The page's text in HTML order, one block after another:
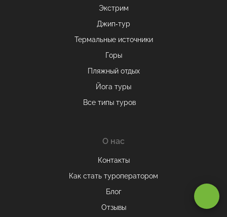
Экстрим
Джип-тур
Термальные источники
Горы
Пляжный отдых
Йога туры
Все типы туров
О нас
Контакты
Как стать туроператором
Блог
Отзывы
Оставаясь на сайте, вы даетесогласие на обработку cookie и
Принимаю